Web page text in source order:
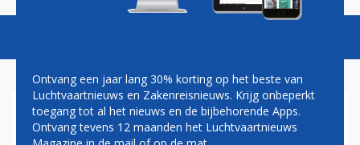
AIR FRANCE WIL DERTIENDE
Ontvang een jaar lang 30% korting op het beste van
Luchtvaartnieuws en Zakenreisnieuws. Krijg onbeperkt
toegang tot al het nieuws en de bijbehorende Apps.
Ontvang tevens 12 maanden het Luchtvaartnieuws